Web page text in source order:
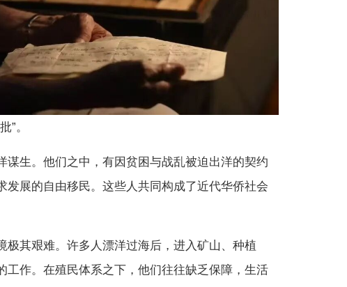
”。
谋生。他们之中，有因贫困与战乱被迫出洋的契约
发展的自由移民。这些人共同构成了近代华侨社会
极其艰难。许多人漂洋过海后，进入矿山、种植
工作。在殖民体系之下，他们往往缺乏保障，生活